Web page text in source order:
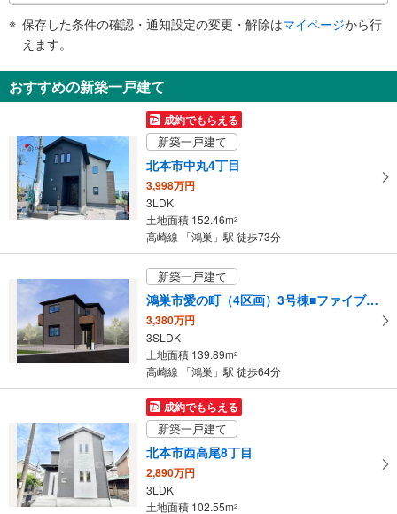
その他
・点字運賃表
知
を
け
取
る
・
条
イ
ー
ジ
に
保
す
る
保存した条件の確認・通知設定の変更・解除はマイページから行
えます。
おすすめの新築一戸建て
成約でもらえる
新築一戸建て
北本市中丸4丁目
3,998万円
3LDK
土地面積 152.46m2
高崎線 「鴻巣」駅 徒歩73分
新築一戸建て
鴻巣市愛の町（4区画）3号棟■ファイブイズホーム■
3,380万円
3SLDK
土地面積 139.89m2
高崎線 「鴻巣」駅 徒歩64分
成約でもらえる
新築一戸建て
北本市西高尾8丁目
2,890万円
3LDK
土地面積 102.55m2